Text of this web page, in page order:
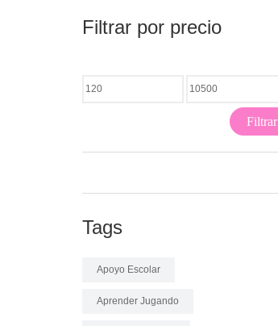
Filtrar por precio
Filtrar
Tags
Apoyo Escolar
Aprender Jugando